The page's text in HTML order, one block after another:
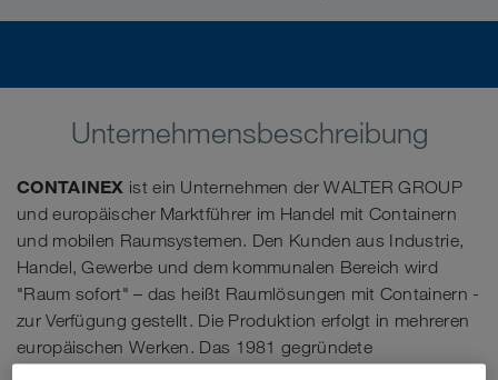
Unternehmensbeschreibung
CONTAINEX ist ein Unternehmen der WALTER GROUP
und europäischer Marktführer im Handel mit Containern
und mobilen Raumsystemen. Den Kunden aus Industrie,
Handel, Gewerbe und dem kommunalen Bereich wird
"Raum sofort" – das heißt Raumlösungen mit Containern -
zur Verfügung gestellt. Die Produktion erfolgt in mehreren
europäischen Werken. Das 1981 gegründete